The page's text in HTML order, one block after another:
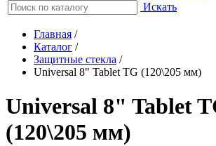
Искать
Главная /
Каталог /
Защитные стекла /
Universal 8" Tablet TG (120\205 мм)
Universal 8" Tablet
(120\205 мм)